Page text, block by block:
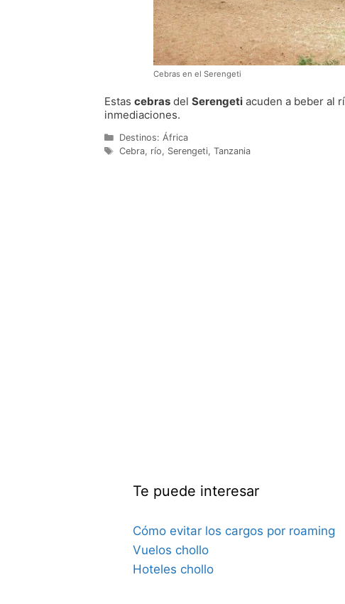
Cebras en el Serengeti
Estas cebras del Serengeti acuden a beber al
inmediaciones.
Categorías
Destinos: África
Etiquetas
Cebra, río, Serengeti, Tanzania
Te puede interesar
Cómo evitar los cargos por roaming
Vuelos chollo
Hoteles chollo